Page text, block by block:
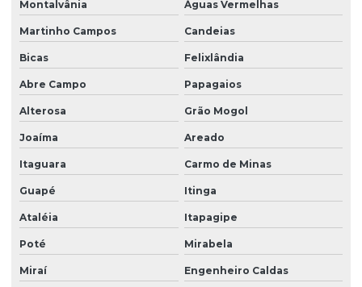
Plantio de grama em minas gerais
Plantio de grama para obras
Plantio de grama em paraná
Plantio de grama em placas
Plantio de grama por hidrossemeadura
Plantio de grama na quinta da baroneza
Plantio de grama em rodovias
Plantio de grama em rodovias em sp
Montalvânia Águas Vermelhas
Martinho Campos Candeias
Bicas Felixlândia
Abre Campo Papagaios
Alterosa Grão Mogol
Joaíma Areado
Itaguara Carmo de Minas
Guapé Itinga
Ataléia Itapagipe
Poté Mirabela
Miraí Engenheiro Caldas